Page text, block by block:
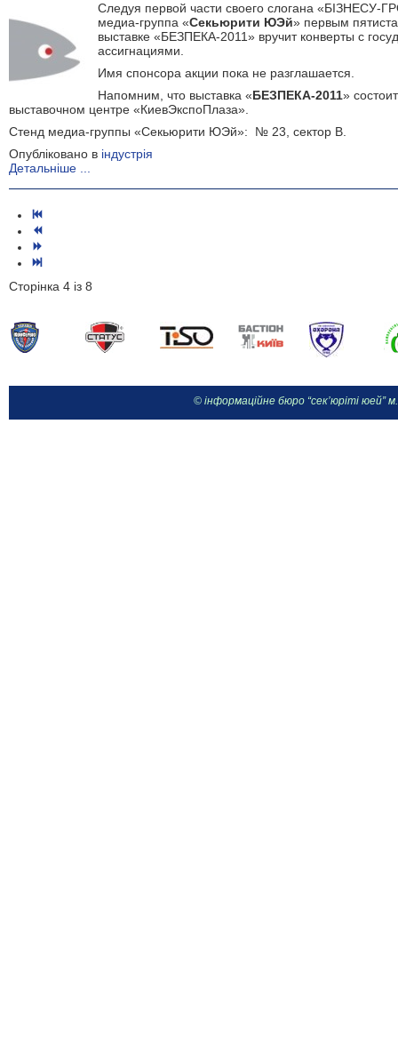
Следуя первой части своего слогана
медиа-группа «Секьюрити ЮЭй» первым
выставке «БЕЗПЕКА-2011» вручит конверты с
ассигнациями.
Имя спонсора акции пока не разглашается.
Напомним, что выставка «БЕЗПЕКА-2011»
выставочном центре «КиевЭкспоПлаза».
Стенд медиа-группы «Секьюрити ЮЭй»: № 23, сектор В.
Опубліковано в індустрія
Детальніше ...
Сторінка 4 із 8
© інформаційне бюро “сек’юріті юей” м.